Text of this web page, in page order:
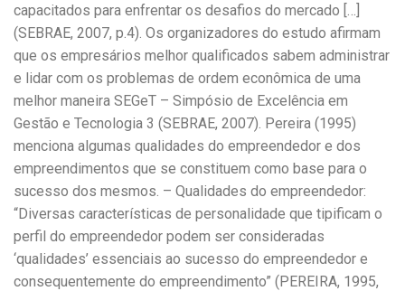
capacitados para enfrentar os desafios do mercado […]
(SEBRAE, 2007, p.4). Os organizadores do estudo afirmam
que os empresários melhor qualificados sabem administrar
e lidar com os problemas de ordem econômica de uma
melhor maneira SEGeT – Simpósio de Excelência em
Gestão e Tecnologia 3 (SEBRAE, 2007). Pereira (1995)
menciona algumas qualidades do empreendedor e dos
empreendimentos que se constituem como base para o
sucesso dos mesmos. – Qualidades do empreendedor:
“Diversas características de personalidade que tipificam o
perfil do empreendedor podem ser consideradas
‘qualidades’ essenciais ao sucesso do empreendedor e
consequentemente do empreendimento” (PEREIRA, 1995,